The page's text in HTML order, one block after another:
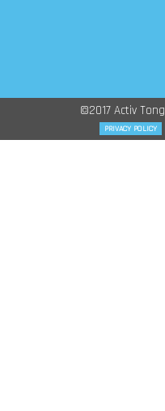
©2017 Activ
PRIVACY POLICY